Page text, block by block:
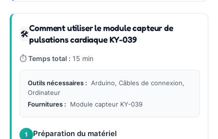
🛠
Comment utiliser le module capteur de
pulsations cardiaque KY-039
⏱Temps total : 15 min
Outils nécessaires :
Arduino, Câbles de connexion,
Ordinateur
Fournitures :
Module capteur KY-039
1 Préparation du matériel